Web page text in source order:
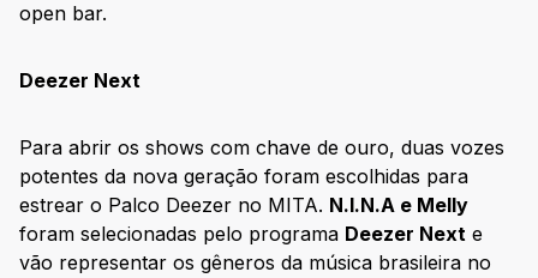
open bar.
Deezer Next
Para abrir os shows com chave de ouro, duas vozes
potentes da nova geração foram escolhidas para
estrear o Palco Deezer no MITA. N.I.N.A e Melly
foram selecionadas pelo programa Deezer Next e
vão representar os gêneros da música brasileira no